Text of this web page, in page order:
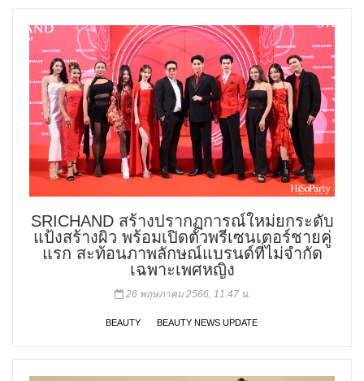
SRICHAND สร้างปรากฏการณ์ใหม่ยกระดับ
แป้งสร้างผิว พร้อมเปิดตัวพรีเซนเตอร์ชายคู่
แรก สะท้อนภาพลักษณ์แบรนด์ที่ไม่จำกัด
เฉพาะเพศหญิง
26 พฤษภาคม 2566, 11:47 น.
BEAUTY BEAUTY NEWS UPDATE